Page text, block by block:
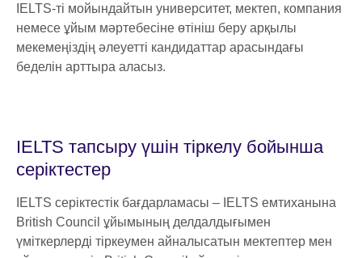
IELTS-ті мойындайтын университет, мектеп, компания
немесе ұйым мәртебесіне өтініш беру арқылы
мекемеңіздің әлеуетті кандидаттар арасындағы
беделін арттыра аласыз.
IELTS тапсыру үшін тіркелу бойынша
серіктестер
IELTS серіктестік бағдарламасы – IELTS емтиханына
British Council ұйымының делдалдығымен
үміткерлерді тіркеумен айналысатын мектептер мен